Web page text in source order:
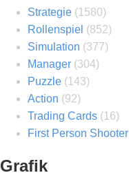
Strategie (1580)
Rollenspiel (852)
Simulation (377)
Manager (304)
Puzzle (143)
Action (92)
Trading Cards (16)
First Person Shooter
Grafik